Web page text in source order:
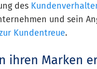
des
und sein
Kundentreue.
ihren Marken